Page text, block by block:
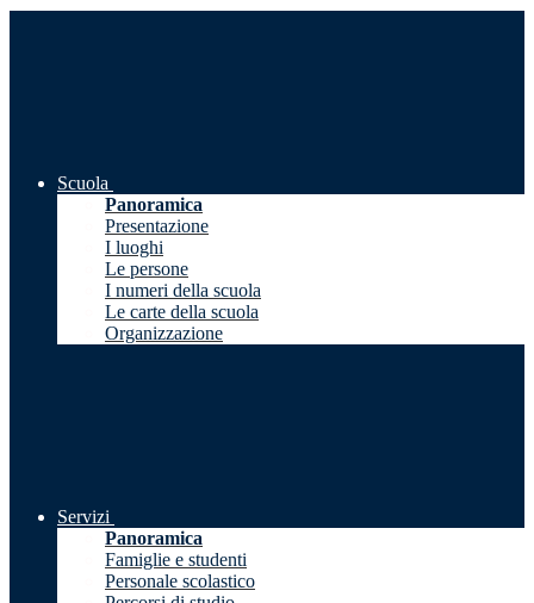
Scuola
Panoramica
Presentazione
I luoghi
Le persone
I numeri della scuola
Le carte della scuola
Organizzazione
Servizi
Panoramica
Famiglie e studenti
Personale scolastico